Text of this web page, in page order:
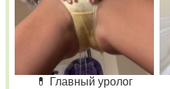
💊 Главный уролог